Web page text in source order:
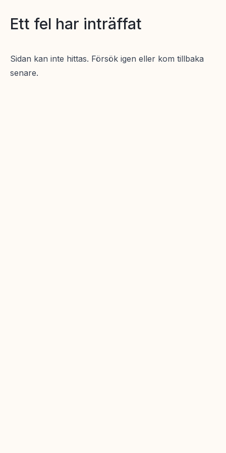
Ett fel har inträffat
Sidan kan inte hittas. Försök igen eller kom tillbaka
senare.